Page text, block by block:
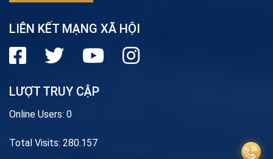
LIÊN KẾT MẠNG XÃ HỘI
LƯỢT TRUY CẬP
Online Users: 0
Total Visits: 280.157